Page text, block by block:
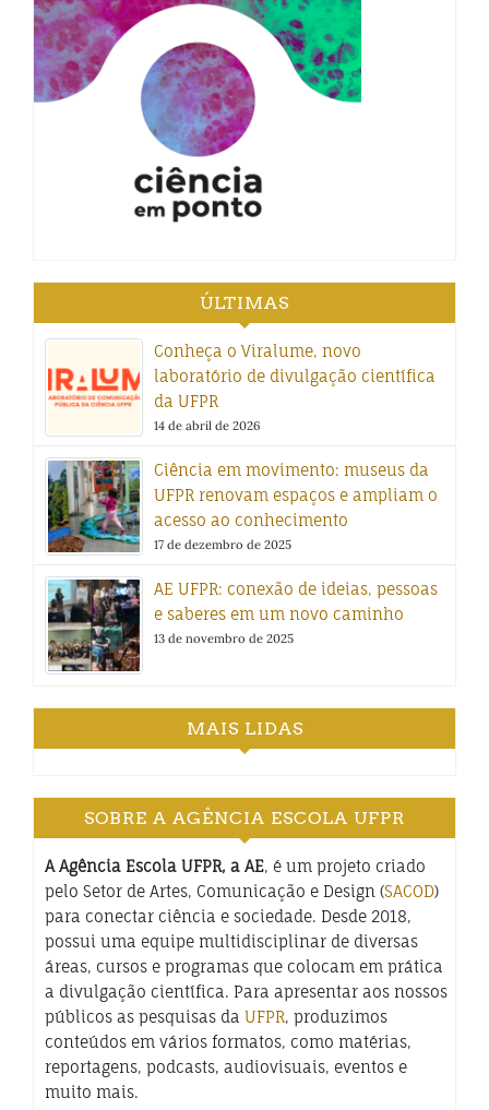
ÚLTIMAS
Conheça o Viralume, novo
laboratório de divulgação científica
da UFPR
14 de abril de 2026
Ciência em movimento: museus da
UFPR renovam espaços e ampliam o
acesso ao conhecimento
17 de dezembro de 2025
AE UFPR: conexão de ideias, pessoas
e saberes em um novo caminho
13 de novembro de 2025
MAIS LIDAS
SOBRE A AGÊNCIA ESCOLA UFPR
A Agência Escola UFPR, a AE, é um projeto criado
pelo Setor de Artes, Comunicação e Design (SACOD)
para conectar ciência e sociedade. Desde 2018,
possui uma equipe multidisciplinar de diversas
áreas, cursos e programas que colocam em prática
a divulgação científica. Para apresentar aos nossos
públicos as pesquisas da UFPR, produzimos
conteúdos em vários formatos, como matérias,
reportagens, podcasts, audiovisuais, eventos e
muito mais.